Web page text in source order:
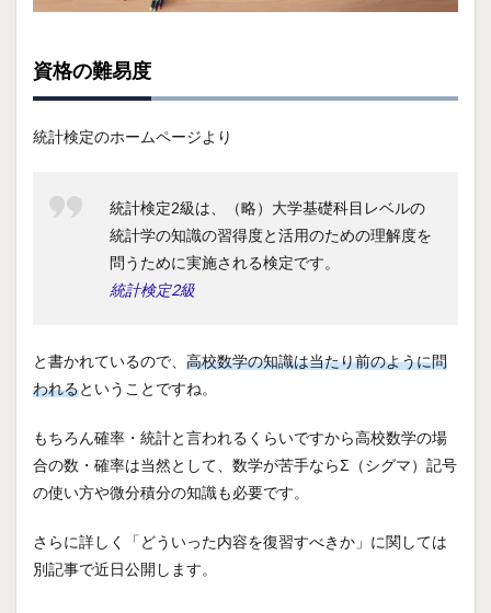
資格の難易度
統計検定のホームページより
統計検定2級は、（略）大学基礎科目レベルの
統計学の知識の習得度と活用のための理解度を
問うために実施される検定です。
統計検定2級
と書かれているので、 高校数学の知識は当たり前のように問
われるということですね。
もちろん確率・統計と言われるくらいですから高校数学の場
合の数・確率は当然として、数学が苦手ならΣ（シグマ）記号
の使い方や微分積分の知識も必要です。
さらに詳しく「どういった内容を復習すべきか」に関しては
別記事で近日公開します。